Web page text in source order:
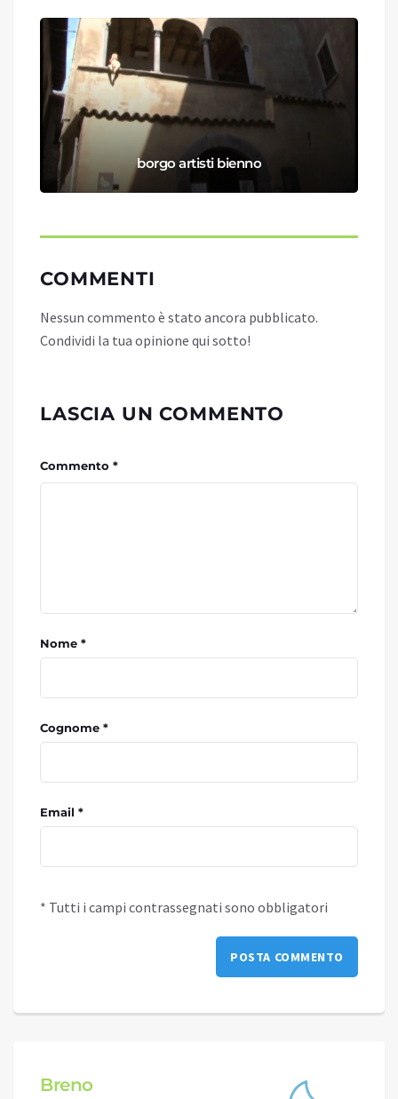
borgo artisti bienno
COMMENTI
Nessun commento è stato ancora pubblicato.
Condividi la tua opinione qui sotto!
LASCIA UN COMMENTO
Commento *
Nome *
Cognome *
Email *
* Tutti i campi contrassegnati sono obbligatori
Breno